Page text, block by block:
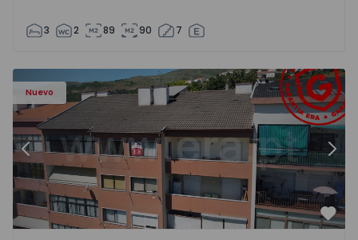
3 2 89 90 7
Nuevo
- 18
Apartamento T2 Covilhã, Covilhã e Canhoso - 1497806 -
Anterior